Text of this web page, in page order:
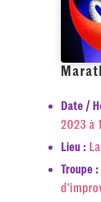
Date /
2023 à
Lieu :
Troupe :